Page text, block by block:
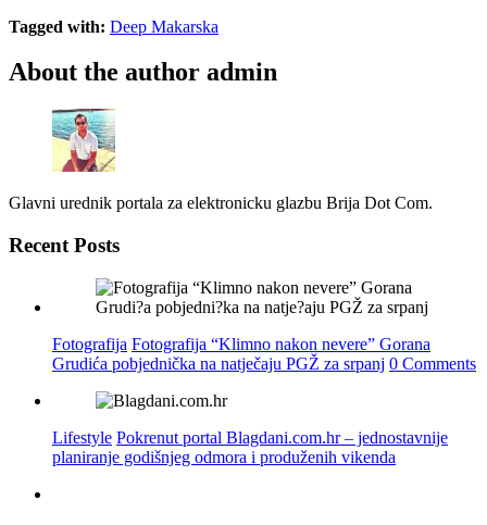
Tagged with: Deep Makarska
About the author admin
Glavni urednik portala za elektronicku glazbu Brija Dot Com.
Recent Posts
Fotografija Fotografija “Klimno nakon nevere” Gorana
Grudića pobjednička na natječaju PGŽ za srpanj 0 Comments
Lifestyle Pokrenut portal Blagdani.com.hr – jednostavnije
planiranje godišnjeg odmora i produženih vikenda